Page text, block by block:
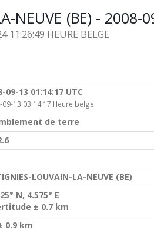
NEUVE (BE) - 2008-
11:26:49 HEURE BELGE
09-13 01:14:17 UTC
09-13 03:14:17 Heure belge
de terre
LOUVAIN-LA-NEUVE (BE)
N, 4.575° E
± 0.7 km
0.9 km